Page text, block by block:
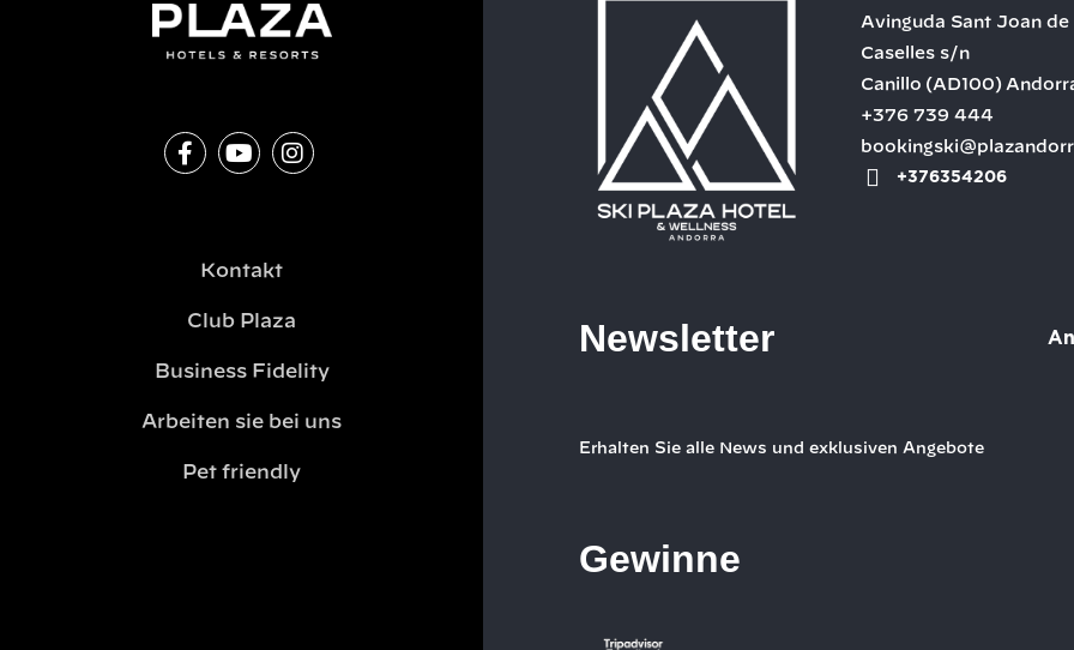
Kontakt
Club Plaza
Business Fidelity
Arbeiten sie bei uns
Pet friendly
Avinguda Sant Joan de
Caselles s/n
Canillo (AD100)
+376 739 444
+376354206
Newsletter
Erhalten Sie alle News und exklusiven Angebote
Gewinne